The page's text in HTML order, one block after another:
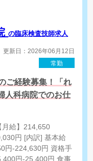
の臨床検査技師求人
更新日：2026年06月12日
常勤
ご経験募集！「れ
人科病院でのお仕
円 [内訳] 基本給
円-224,630円 資格手
円-25,400円 食事